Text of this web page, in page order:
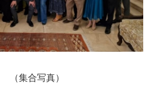
（集合写真）